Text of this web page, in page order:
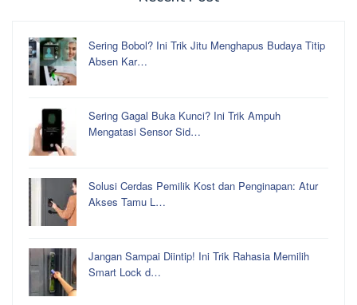
Sering Bobol? Ini Trik Jitu Menghapus Budaya Titip
Absen Kar…
Sering Gagal Buka Kunci? Ini Trik Ampuh
Mengatasi Sensor Sid…
Solusi Cerdas Pemilik Kost dan Penginapan: Atur
Akses Tamu L…
Jangan Sampai Diintip! Ini Trik Rahasia Memilih
Smart Lock d…